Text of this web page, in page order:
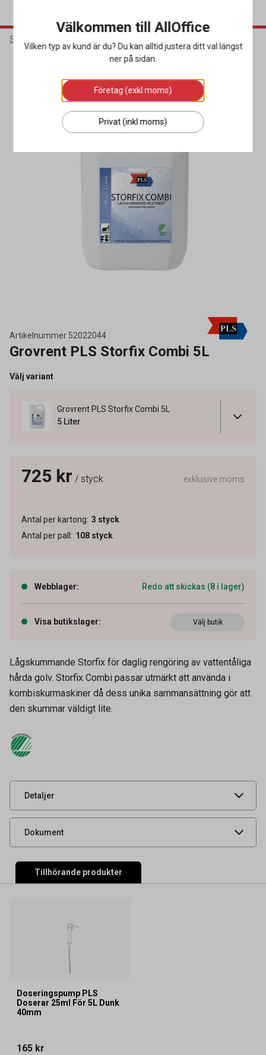
Städ & Hygien
Miljöval
Artikelnummer 52022044
Grovrent PLS Storfix Combi 5L
Välj variant
Grovrent PLS Storfix Combi 5L
5 Liter
725 kr / styck exklusive moms
Antal per kartong: 3 styck
Antal per pall : 108 styck
Webblager: Redo att skickas (8 i lager)
Visa butikslager: Välj butik
Lågskummande Storfix för daglig rengöring av vattentåliga
hårda golv. Storfix Combi passar utmärkt att använda i
kombiskurmaskiner då dess unika sammansättning gör att
den skummar väldigt lite.
Detaljer
Artikelnummer 52022044
Volym
Tidigare artikelnummer
Leverantörens
UNSPSC 73101612
Dokument
Produktdatablad
Tillhörande produkter
Doseringspump PLS
Doserar 25ml För 5L Dunk
40mm
165 kr
Välkommen till AllOffice
Vilken typ av kund är du? Du kan alltid justera ditt val längst
ner på sidan.
Företag (exkl moms)
Privat (inkl moms)